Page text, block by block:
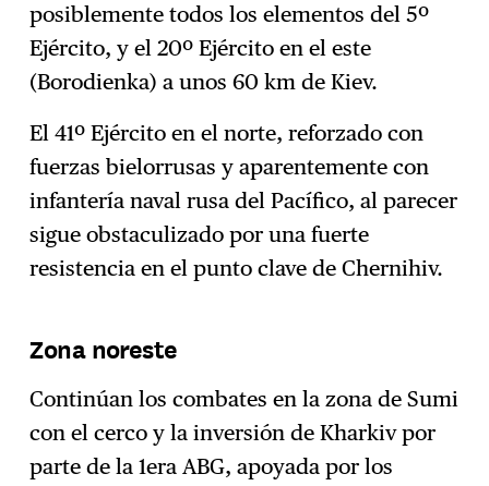
posiblemente todos los elementos del 5º
Ejército, y el 20º Ejército en el este
(Borodienka) a unos 60 km de Kiev.
El 41º Ejército en el norte, reforzado con
fuerzas bielorrusas y aparentemente con
infantería naval rusa del Pacífico, al parecer
sigue obstaculizado por una fuerte
resistencia en el punto clave de Chernihiv.
Zona noreste
Continúan los combates en la zona de Sumi
con el cerco y la inversión de Kharkiv por
parte de la 1era ABG, apoyada por los